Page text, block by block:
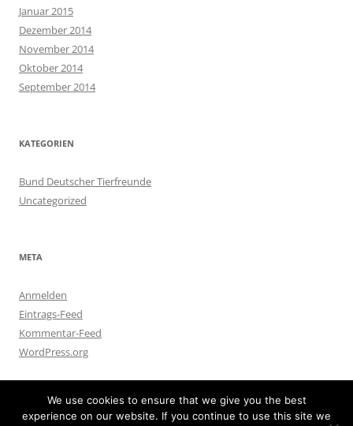
Januar 2015
Dezember 2014
November 2014
Oktober 2014
September 2014
KATEGORIEN
Bund Deutscher Tierfreunde
Uncategorized
META
Anmelden
Eintrags-Feed
Kommentar-Feed
WordPress.org
We use cookies to ensure that we give you the best
experience on our website. If you continue to use this site we